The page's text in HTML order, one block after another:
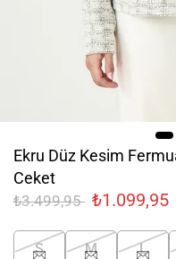
Ekru Düz Kesim
Ceket
₺3.499,95 ₺1.099,95
S M L